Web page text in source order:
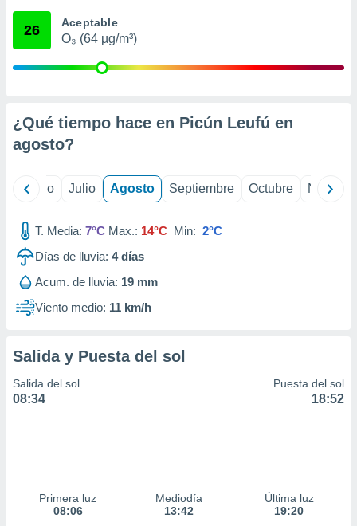
e
publicidad
1199
26 Aceptable
O₃ (64 µg/m³)
¿Qué tiempo hace en Picún Leufú en
agosto?
Junio Julio Agosto Septiembre Octubre
T. Media: 7°C Max.: 14°C Min: 2°C
Días de lluvia: 4días
Acum. de lluvia: 19 mm
Viento medio: 11 km/h
Salida y Puesta del sol
Salida del sol
08:34
Puesta del sol
18:52
Primera luz
08:06
Mediodía
13:42
Última luz
19:20